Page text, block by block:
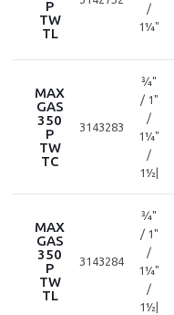
P
TW
TL
/
1¼"
MAX
GAS
350
P
TW
TC
3143283
¾"
/ 1"
/
1¼"
/
1½|
MAX
GAS
350
P
TW
TL
3143284
¾"
/ 1"
/
1¼"
/
1½|